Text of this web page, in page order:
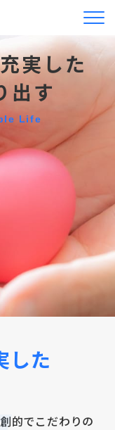
EN
SHOP
実した
出す
Life
した
的でこだわりの